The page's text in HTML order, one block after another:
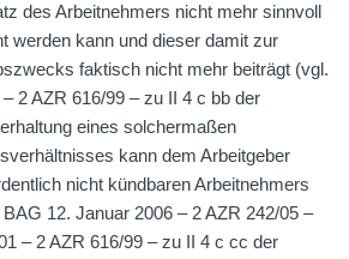
des Arbeitnehmers nicht mehr sinnvoll
werden kann und dieser damit zur
faktisch nicht mehr beiträgt (vgl.
2 AZR 616/99 – zu II 4 c bb der
eines solchermaßen
kann dem Arbeitgeber
nicht kündbaren Arbeitnehmers
12. Januar 2006 – 2 AZR 242/05 –
– 2 AZR 616/99 – zu II 4 c cc der